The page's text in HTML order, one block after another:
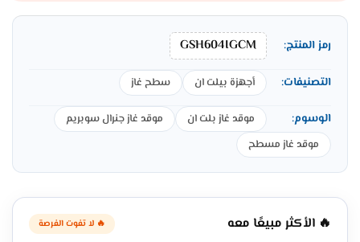
رمز المنتج: GSH604IGCM
التصنيفات: أجهزة بيلت ان سطح غاز
الوسوم: موقد غاز بلت ان
موقد غاز جنرال سوبريم
موقد غاز مسطح
🔥 الأكثر مبيعًا معه 🔥 لا تفوت الفرصة